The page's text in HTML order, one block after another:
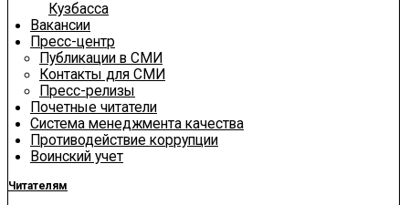
Кузбасса
Вакансии
Пресс-центр
Публикации в СМИ
Контакты для СМИ
Пресс-релизы
Почетные читатели
Система менеджмента качества
Противодействие коррупции
Воинский учет
Читателям